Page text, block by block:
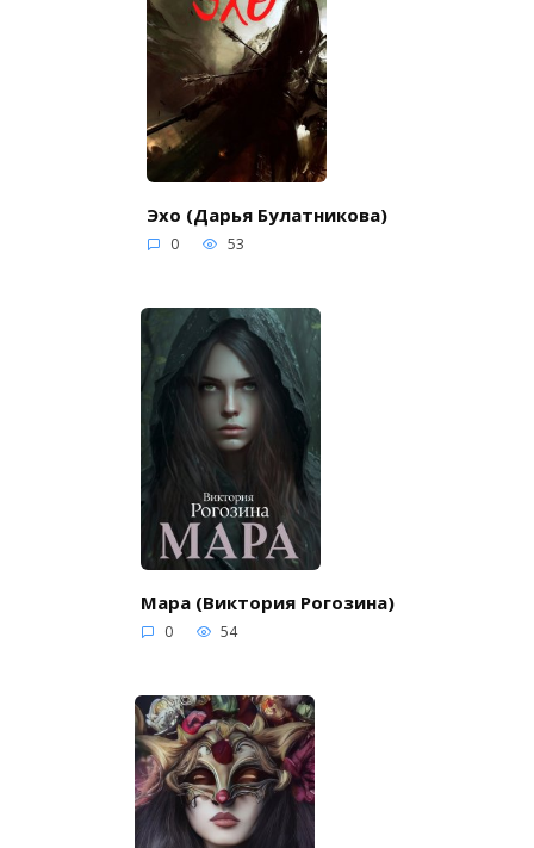
Эхо (Дарья Булатникова)
0 53
Мара (Виктория Рогозина)
0 54